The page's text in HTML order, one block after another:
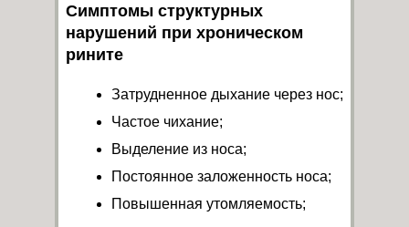
Симптомы структурных
нарушений при хроническом
рините
Затрудненное дыхание через нос;
Частое чихание;
Выделение из носа;
Постоянное заложенность носа;
Повышенная утомляемость;